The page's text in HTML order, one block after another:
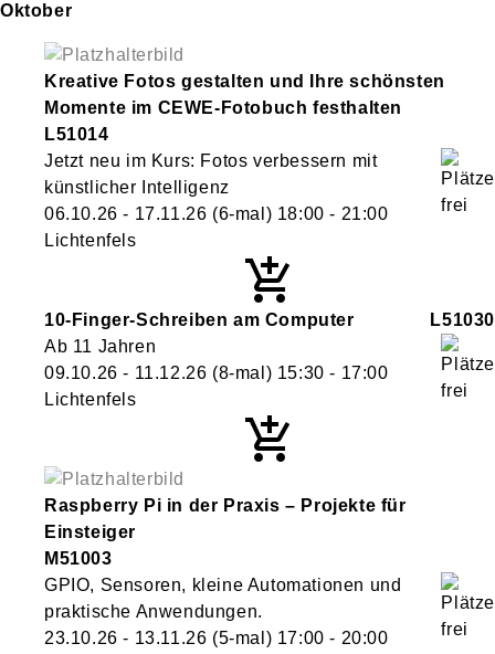
Oktober
Kreative Fotos gestalten und Ihre schönsten
Momente im CEWE-Fotobuch festhalten
L51014
Jetzt neu im Kurs: Fotos verbessern mit
künstlicher Intelligenz
06.10.26 - 17.11.26 (6-mal) 18:00 - 21:00
Lichtenfels
10-Finger-Schreiben am Computer
L51030
Ab 11 Jahren
09.10.26 - 11.12.26 (8-mal) 15:30 - 17:00
Lichtenfels
Raspberry Pi in der Praxis – Projekte für
Einsteiger
M51003
GPIO, Sensoren, kleine Automationen und
praktische Anwendungen.
23.10.26 - 13.11.26 (5-mal) 17:00 - 20:00